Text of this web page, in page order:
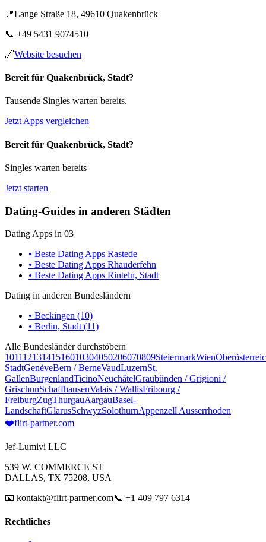
📍Lange Straße 18, 49610 Quakenbrück
📞 +49 5431 9074510
🔗Website besuchen
Bereit für Quakenbrück, Stadt?
Tausende Singles warten bereits.
Jetzt Apps vergleichen
Bereit für Quakenbrück, Stadt?
Singles warten bereits
Jetzt starten
Dating-Guides in anderen Städten
Dating Apps in 03
• Beste Dating Apps Rastede
• Beste Dating Apps Rhauderfehn
• Beste Dating Apps Rinteln, Stadt
Dating in anderen Bundesländern
• Beckingen (10)
• Berlin, Stadt (11)
Alle Bundesländer durchstöbern
10111213141516010304050206070809SteiermarkWien
StadtGenèveBern / BerneVaudLuzernSt.
GallenBurgenlandTicinoNeuchâtelGraubünden / Grigioni /
GrischunSchaffhausenValais / WallisFribourg /
FreiburgZugThurgauAargauBasel-
LandschaftGlarusSchwyzSolothurnAppenzell Ausserrhoden
❤️flirt-partner.com
Jef-Lumivi LLC
539 W. COMMERCE ST
DALLAS, TX 75208, USA
📧 kontakt@flirt-partner.com📞 +1 409 797 6314
Rechtliches